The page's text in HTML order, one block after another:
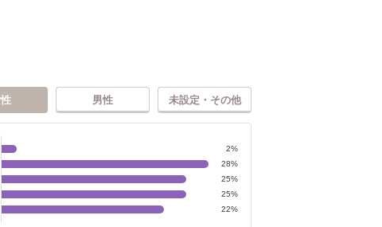
男性 未設定・その他
2%
28%
25%
25%
22%